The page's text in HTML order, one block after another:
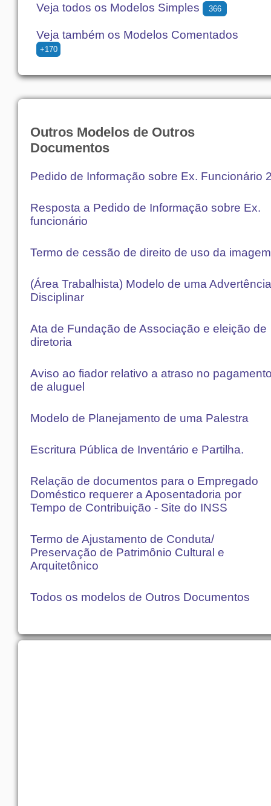
Veja todos os Modelos Simples 366
Veja também os Modelos Comentados
+170
Outros Modelos de Outros
Documentos
Pedido de Informação sobre Ex. Funcionário
Resposta a Pedido de Informação sobre Ex.
funcionário
Termo de cessão de direito de uso da imagem
(Área Trabalhista) Modelo de uma Advertência
Disciplinar
Ata de Fundação de Associação e eleição de
diretoria
Aviso ao fiador relativo a atraso no
de aluguel
Modelo de Planejamento de uma Palestra
Escritura Pública de Inventário e Partilha.
Relação de documentos para o Empregado
Doméstico requerer a Aposentadoria por
Tempo de Contribuição - Site do INSS
Termo de Ajustamento de Conduta/
Preservação de Patrimônio Cultural e
Arquitetônico
Todos os modelos de Outros Documentos